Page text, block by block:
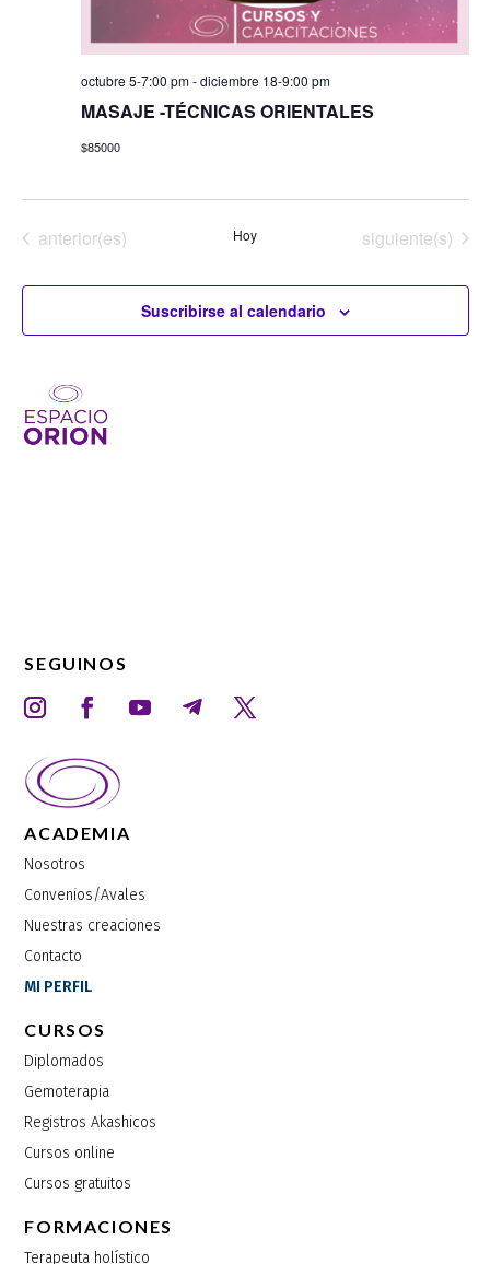
MASAJE -TÉCNICAS ORIENTALES
octubre 5-7:00 pm-diciembre 18-9:00 pm
$85000
Eventos
anterior(es) Hoy Eventos
siguiente(s)
Suscribirse al calendario
SEGUINOS
ACADEMIA
Nosotros
Convenios/Avales
Nuestras creaciones
Contacto
MI PERFIL
CURSOS
Diplomados
Gemoterapia
Registros Akashicos
Cursos online
Cursos gratuitos
FORMACIONES
Terapeuta holístico